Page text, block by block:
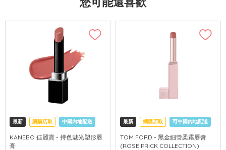
最新 網購店取 中國內地配送
KANEBO 佳麗寶 - 持色魅光塑形唇
膏
最新 網購店取 可中國內地配送
TOM FORD - 黑金細管柔霧唇膏
(ROSE PRICK COLLECTION)